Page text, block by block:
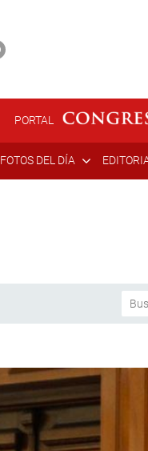
PORTAL
FOTOS DEL DÍA